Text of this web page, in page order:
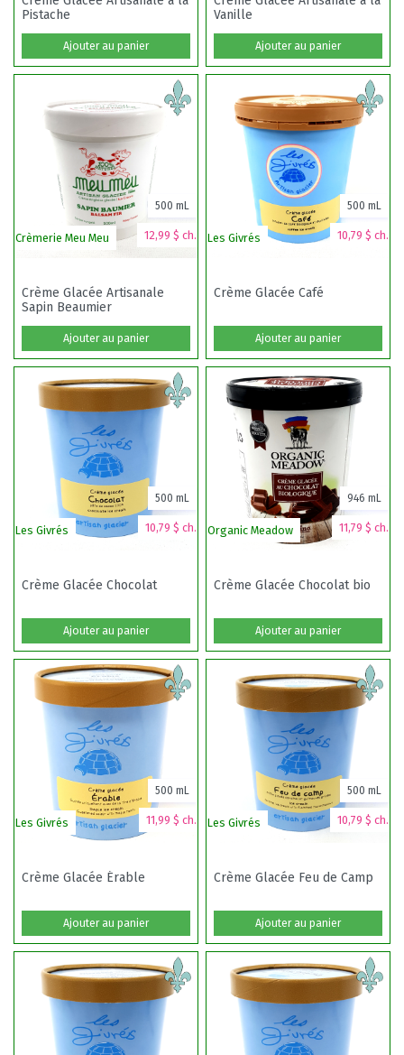
Pistache
Ajouter au panier
Vanille
Ajouter au panier
Crèmerie Meu Meu 12,99 $ ch.
500 mL
Crème Glacée Artisanale
Sapin Beaumier
Ajouter au panier
Les Givrés 10,79 $ ch.
500 mL
Crème Glacée Café
Ajouter au panier
Les Givrés 10,79 $ ch.
500 mL
Crème Glacée Chocolat
Ajouter au panier
Organic Meadow 11,79 $ ch.
946 mL
Crème Glacée Chocolat bio
Ajouter au panier
Les Givrés 11,99 $ ch.
500 mL
Crème Glacée Érable
Ajouter au panier
Les Givrés 10,79 $ ch.
500 mL
Crème Glacée Feu de Camp
Ajouter au panier